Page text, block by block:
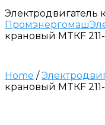
Электродвигатель
Промэнергомаш
крановый MTКF
Home /
крановый MTКF